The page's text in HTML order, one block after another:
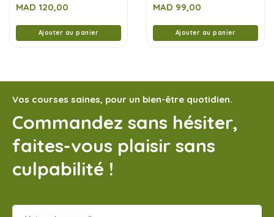
sur
MAD 120,00
Ajouter au panier
sur
MAD 99,00
Ajouter au panier
Vos courses saines, pour un bien-être quotidien.
Commandez sans hésiter,
faites-vous plaisir sans
culpabilité !